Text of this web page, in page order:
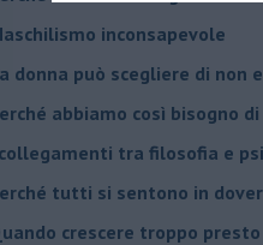
inconsapevole
donna può scegliere di non
abbiamo così bisogno
tra filosofia e
tutti si sentono in
crescere troppo